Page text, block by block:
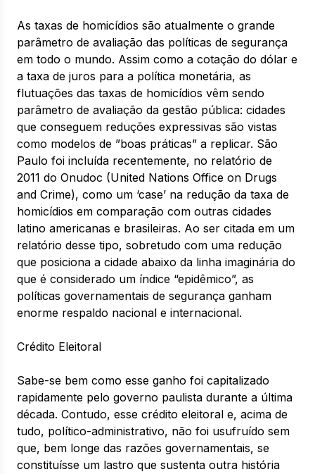
As taxas de homicídios são atualmente o grande
parâmetro de avaliação das políticas de segurança
em todo o mundo. Assim como a cotação do dólar e
a taxa de juros para a política monetária, as
flutuações das taxas de homicídios vêm sendo
parâmetro de avaliação da gestão pública: cidades
que conseguem reduções expressivas são vistas
como modelos de ”boas práticas” a replicar. São
Paulo foi incluída recentemente, no relatório de
2011 do Onudoc (United Nations Office on Drugs
and Crime), como um ‘case’ na redução da taxa de
homicídios em comparação com outras cidades
latino americanas e brasileiras. Ao ser citada em um
relatório desse tipo, sobretudo com uma redução
que posiciona a cidade abaixo da linha imaginária do
que é considerado um índice “epidêmico”, as
políticas governamentais de segurança ganham
enorme respaldo nacional e internacional.
Crédito Eleitoral
Sabe-se bem como esse ganho foi capitalizado
rapidamente pelo governo paulista durante a última
década. Contudo, esse crédito eleitoral e, acima de
tudo, político-administrativo, não foi usufruído sem
que, bem longe das razões governamentais, se
constituísse um lastro que sustenta outra história